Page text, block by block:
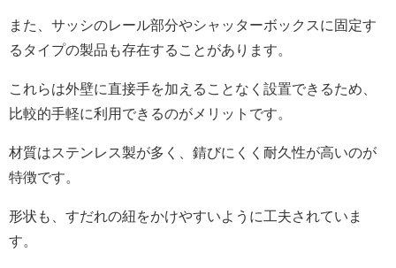
また、サッシのレール部分やシャッターボックスに固定す
るタイプの製品も存在することがあります。
これらは外壁に直接手を加えることなく設置できるため、
比較的手軽に利用できるのがメリットです。
材質はステンレス製が多く、錆びにくく耐久性が高いのが
特徴です。
形状も、すだれの紐をかけやすいように工夫されていま
す。